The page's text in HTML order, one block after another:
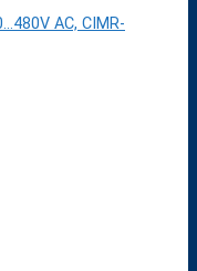
AC, CIMR-